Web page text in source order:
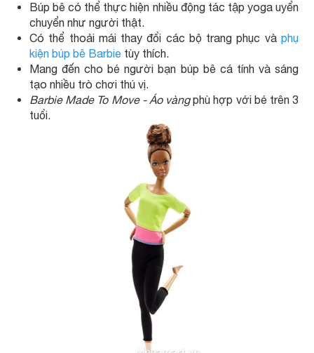
Búp bê có thể thực hiện nhiều động tác tập yoga uyển
chuyển như người thật.
Có thể thoải mái thay đổi các bộ trang phục và phụ
kiện búp bê Barbie tùy thích.
Mang đến cho bé người bạn búp bê cá tính và sáng
tạo nhiều trò chơi thú vị.
Barbie Made To Move - Áo vàngphù hợp với bé trên 3
tuổi.